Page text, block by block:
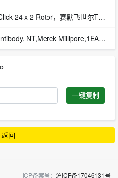
，赛默飞世尔Thermofisher，75005715代理
NT,Merck Millipore,1EA货号：AB5889
一键复制
返回
ICP备案号： 沪ICP备17046131号